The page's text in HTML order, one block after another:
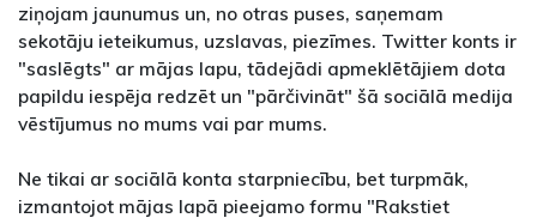
ziņojam jaunumus un, no otras puses, saņemam
sekotāju ieteikumus, uzslavas, piezīmes. Twitter konts ir
"saslēgts" ar mājas lapu, tādejādi apmeklētājiem dota
papildu iespēja redzēt un "pārčivināt" šā sociālā medija
vēstījumus no mums vai par mums.
Ne tikai ar sociālā konta starpniecību, bet turpmāk,
izmantojot mājas lapā pieejamo formu "Rakstiet